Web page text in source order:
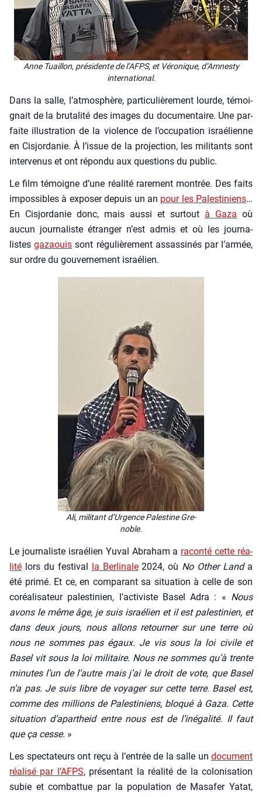
Anne Tuaillon, pré­si­dente de l’AFPS, et Véro­nique, d’Am­nes­ty
inter­na­tio­nal.
Dans la salle, l’atmosphère, par­ti­cu­liè­re­ment lourde, témoi­
gnait de la bru­ta­li­té des images du docu­men­taire. Une par­
faite illus­tra­tion de la vio­lence de l’occupation israé­lienne
en Cis­jor­da­nie. À l’issue de la pro­jec­tion, les mili­tants sont
inter­ve­nus et ont répon­du aux ques­tions du public.
Le film témoigne d’une réa­li­té rare­ment mon­trée. Des faits
impos­sibles à expo­ser depuis un an pour les Pales­ti­niens…
En Cis­jor­da­nie donc, mais aus­si et sur­tout à Gaza où
aucun jour­na­liste étran­ger n’est admis et où les jour­na­
listesgazaouis sont régu­liè­re­ment assas­si­nés par l’armée,
sur ordre du gou­ver­ne­ment israé­lien.
Ali, mili­tant d’Ur­gence Pales­tine Gre­
noble.
Le jour­na­liste israé­lien Yuval Abra­ham a racon­té cette réa­
li­té lors du fes­ti­val la Ber­li­nale2024, où No Other Landa
été pri­mé. Et ce, en com­pa­rant sa situa­tion à celle de son
coréa­li­sa­teur pales­ti­nien, l’activiste Basel Adra : « Nous
avons le même âge, je suis israé­lien et il est pales­ti­nien, et
dans deux jours, nous allons retour­ner sur une terre où
nous ne sommes pas égaux. Je vis sous la loi civile et
Basel vit sous la loi mili­taire. Nous ne sommes qu’à trente
minutes l’un de l’autre mais j’ai le droit de vote, que Basel
n’a pas. Je suis libre de voya­ger sur cette terre. Basel est,
comme des mil­lions de Pales­ti­niens, blo­qué à Gaza. Cette
situa­tion d’apartheid entre nous est de l’inégalité. Il faut
que ça cesse. »
Les spec­ta­teurs ont reçu à l’entrée de la salle un docu­ment
réa­li­sé par l’AFPS, pré­sen­tant la réa­li­té de la colo­ni­sa­tion
subie et com­bat­tue par la popu­la­tion de Masa­fer Yatat,